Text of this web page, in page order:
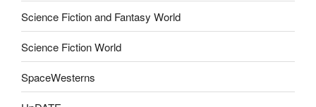
Science Fiction and Fantasy World
Science Fiction World
SpaceWesterns